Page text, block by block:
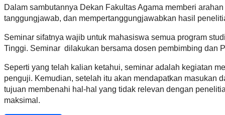
Dalam sambutannya Dekan Fakultas Agama memberi
tanggungjawab, dan mempertanggungjawabkan hasil
Seminar sifatnya wajib untuk mahasiswa semua program
Tinggi. Seminar dilakukan bersama dosen pembimbing
Seperti yang telah kalian ketahui, seminar adalah kegiatan
penguji. Kemudian, setelah itu akan mendapatkan masukan
tujuan membenahi hal-hal yang tidak relevan dengan
maksimal.